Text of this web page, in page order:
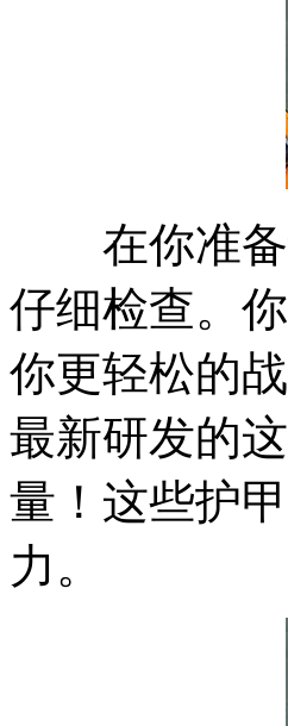
在你准备
仔细检查。
你更轻松的
最新研发的
量！这些护
力。